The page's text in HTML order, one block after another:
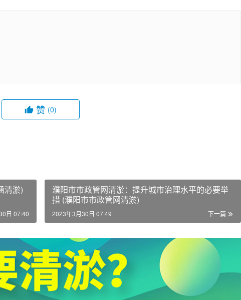
赞 (0)
清淤)
日 07:40
濮阳市市政管网清淤：提升城市治理水平的必要举
措 (濮阳市市政管网清淤)
下一篇
2023年3月30日 07:49